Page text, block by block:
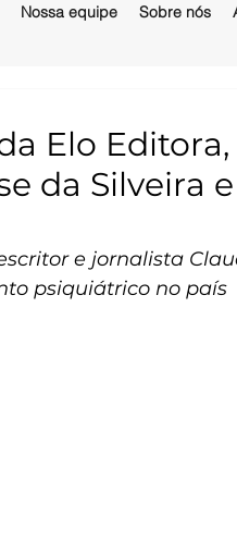
Nossa equipe Sobre nós
Elo Editora,
da Silveira e
e jornalista
psiquiátrico no país